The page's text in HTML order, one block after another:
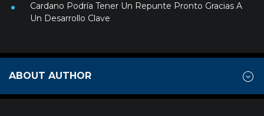
Cardano Podría Tener Un Repunte Pronto Gracias A
Un Desarrollo Clave
ABOUT AUTHOR